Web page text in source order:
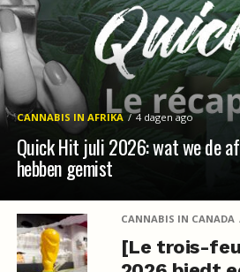
CANNABIS IN AFRIKA 4 dagen ago
Quick Hit juli 2026: wat we de
hebben gemist
CANNABIS IN CANADA
[Le trois-